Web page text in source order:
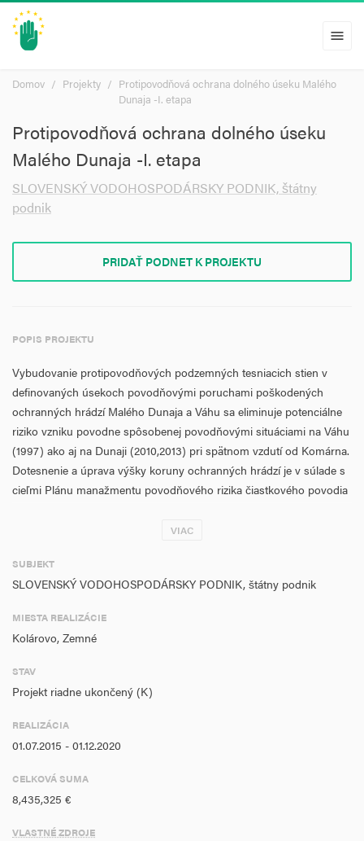
menu
Domov Projekty
Protipovodňová ochrana dolného úseku Malého
Dunaja -I. etapa
Protipovodňová ochrana dolného úseku
Malého Dunaja -I. etapa
SLOVENSKÝ VODOHOSPODÁRSKY PODNIK, štátny
podnik
PRIDAŤ PODNET K PROJEKTU
POPIS PROJEKTU
Vybudovanie protipovodňových podzemných tesniacich stien v
definovaných úsekoch povodňovými poruchami poškodených
ochranných hrádzí Malého Dunaja a Váhu sa eliminuje potenciálne
riziko vzniku povodne spôsobenej povodňovými situáciami na Váhu
(1997) ako aj na Dunaji (2010,2013) pri spätnom vzdutí od Komárna.
Dotesnenie a úprava výšky koruny ochranných hrádzí je v súlade s
cieľmi Plánu manažmentu povodňového rizika čiastkového povodia
obyvateľov bezprostredne ohrozených povodňami a v zmysle
povodňového rizika zabráni povodňovým škodám v hodnote 2,33
mil. €.
VIAC
SUBJEKT
SLOVENSKÝ VODOHOSPODÁRSKY PODNIK, štátny podnik
MIESTA REALIZÁCIE
Kolárovo, Zemné
STAV
Projekt riadne ukončený (K)
REALIZÁCIA
01.07.2015 - 01.12.2020
CELKOVÁ SUMA
8,435,325 €
VLASTNÉ ZDROJE